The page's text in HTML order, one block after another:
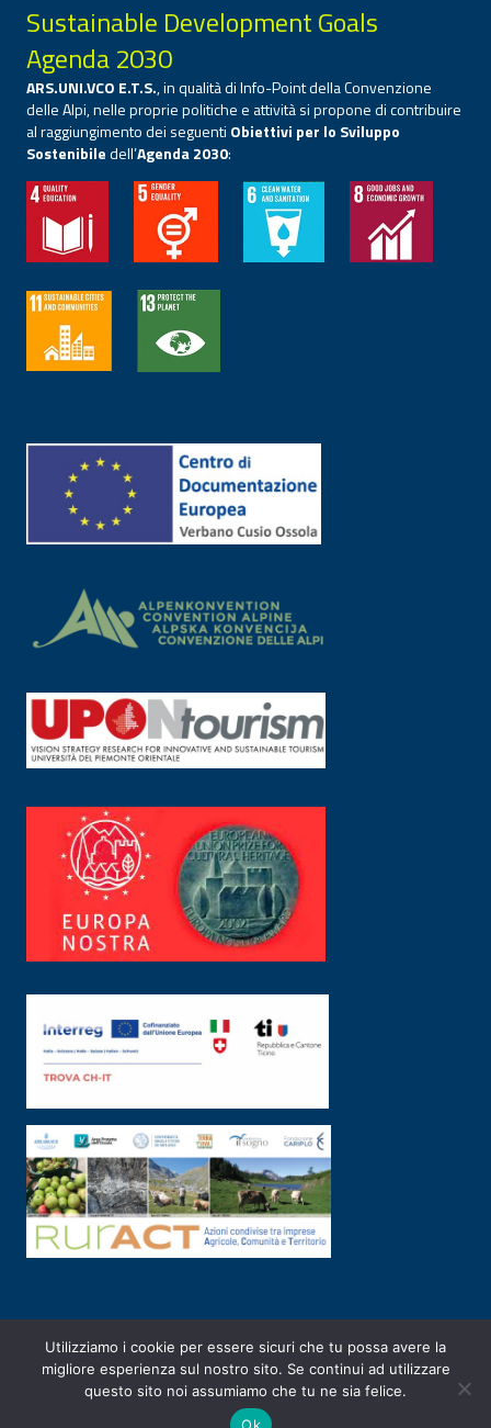
Sustainable Development Goals
Agenda 2030
ARS.UNI.VCO E.T.S., in qualità di Info-Point della Convenzione
delle Alpi, nelle proprie politiche e attività si propone di contribuire
al raggiungimento dei seguenti Obiettivi per lo Sviluppo
Sostenibiledell’Agenda 2030:
PRIVACY POLICY|2003-2026 ©ARSUNIVCO|Designed byE-SERV
Utilizziamo i cookie per essere sicuri che tu possa avere la
migliore esperienza sul nostro sito. Se continui ad utilizzare
questo sito noi assumiamo che tu ne sia felice.
Ok